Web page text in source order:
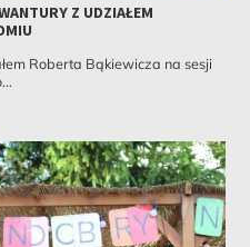
Z UDZIAŁEM
Roberta Bąkiewicza na sesji